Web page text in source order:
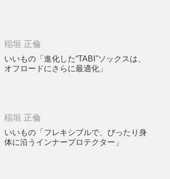
稲垣 正倫
いいもの「進化した“TABI”ソックスは、
オフロードにさらに最適化」
稲垣 正倫
いいもの「フレキシブルで、ぴったり身
体に沿うインナープロテクター」